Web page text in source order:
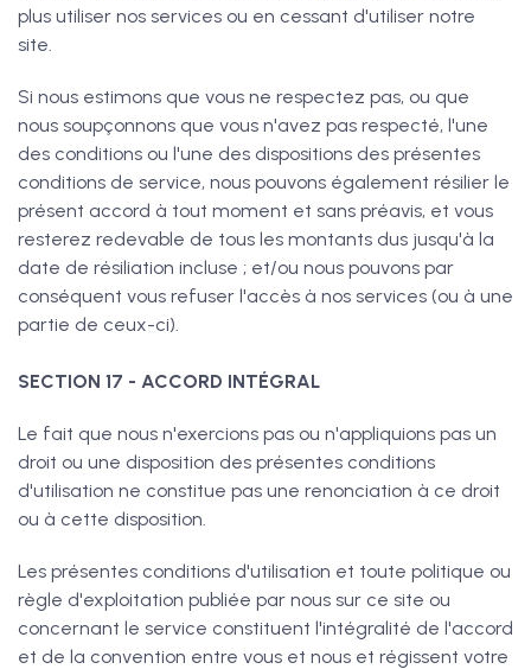
plus utiliser nos services ou en cessant d'utiliser notre
site.
Si nous estimons que vous ne respectez pas, ou que
nous soupçonnons que vous n'avez pas respecté, l'une
des conditions ou l'une des dispositions des présentes
conditions de service, nous pouvons également résilier le
présent accord à tout moment et sans préavis, et vous
resterez redevable de tous les montants dus jusqu'à la
date de résiliation incluse ; et/ou nous pouvons par
conséquent vous refuser l'accès à nos services (ou à une
partie de ceux-ci).
SECTION 17 - ACCORD INTÉGRAL
Le fait que nous n'exercions pas ou n'appliquions pas un
droit ou une disposition des présentes conditions
d'utilisation ne constitue pas une renonciation à ce droit
ou à cette disposition.
Les présentes conditions d'utilisation et toute politique ou
règle d'exploitation publiée par nous sur ce site ou
concernant le service constituent l'intégralité de l'accord
et de la convention entre vous et nous et régissent votre